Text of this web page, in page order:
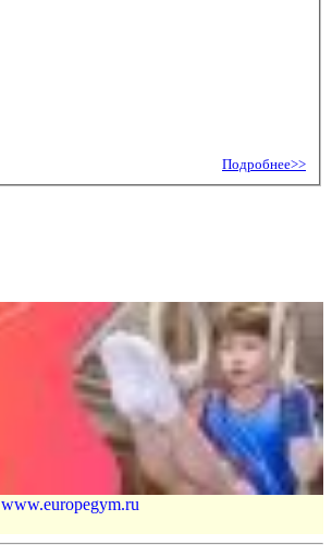
Подробнее>>
www.europegym.ru